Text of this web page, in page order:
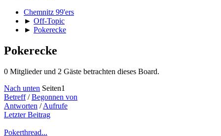
Chemnitz 99'ers
► Off-Topic
► Pokerecke
Pokerecke
0 Mitglieder und 2 Gäste betrachten dieses Board.
Nach unten Seiten1
Betreff/Begonnen von
Antworten /Aufrufe
Letzter Beitrag
Pokerthread...